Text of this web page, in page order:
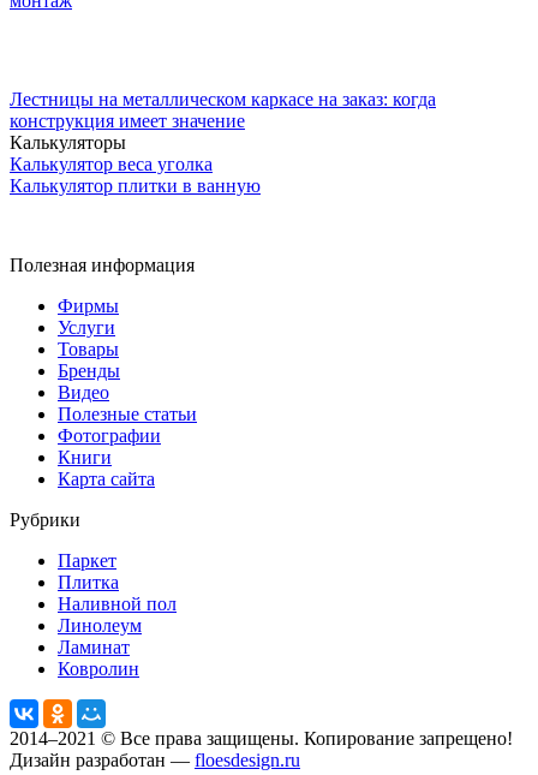
Лестницы на металлическом каркасе на заказ: когда
конструкция имеет значение
Калькуляторы
Калькулятор веса уголка
Калькулятор плитки в ванную
Полезная информация
Фирмы
Услуги
Товары
Бренды
Видео
Полезные статьи
Фотографии
Книги
Карта сайта
Рубрики
Паркет
Плитка
Наливной пол
Линолеум
Ламинат
Ковролин
2014–2021 © Все права защищены. Копирование запрещено!
Дизайн разработан — floesdesign.ru